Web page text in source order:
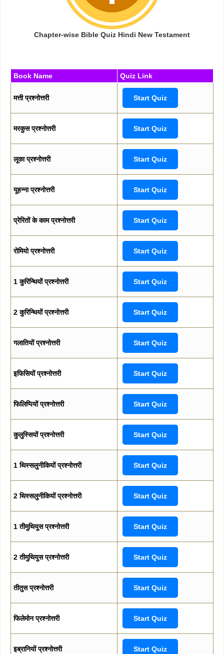
Chapter-wise Bible Quiz Hindi New Testament
Book Name Quiz Link
मत्ती प्रश्नोत्तरी Start Quiz
मरकुस प्रश्नोत्तरी Start Quiz
लूका प्रश्नोत्तरी Start Quiz
यूहन्ना प्रश्नोत्तरी Start Quiz
प्रेरितों के काम प्रश्नोत्तरी Start Quiz
रोमियो प्रश्नोत्तरी Start Quiz
1 कुरिन्थियों प्रश्नोत्तरी Start Quiz
2 कुरिन्थियों प्रश्नोत्तरी Start Quiz
गलातियों प्रश्नोत्तरी Start Quiz
इफिसियों प्रश्नोत्तरी Start Quiz
फिलिप्पियों प्रश्नोत्तरी Start Quiz
कुलुस्सियों प्रश्नोत्तरी Start Quiz
1 थिस्सलुनीकियों प्रश्नोत्तरी Start Quiz
2 थिस्सलुनीकियों प्रश्नोत्तरी Start Quiz
1 तीमुथियुस प्रश्नोत्तरी Start Quiz
2 तीमुथियुस प्रश्नोत्तरी Start Quiz
तीतुस प्रश्नोत्तरी Start Quiz
फिलेमोन प्रश्नोत्तरी Start Quiz
इब्रानियों प्रश्नोत्तरी Start Quiz